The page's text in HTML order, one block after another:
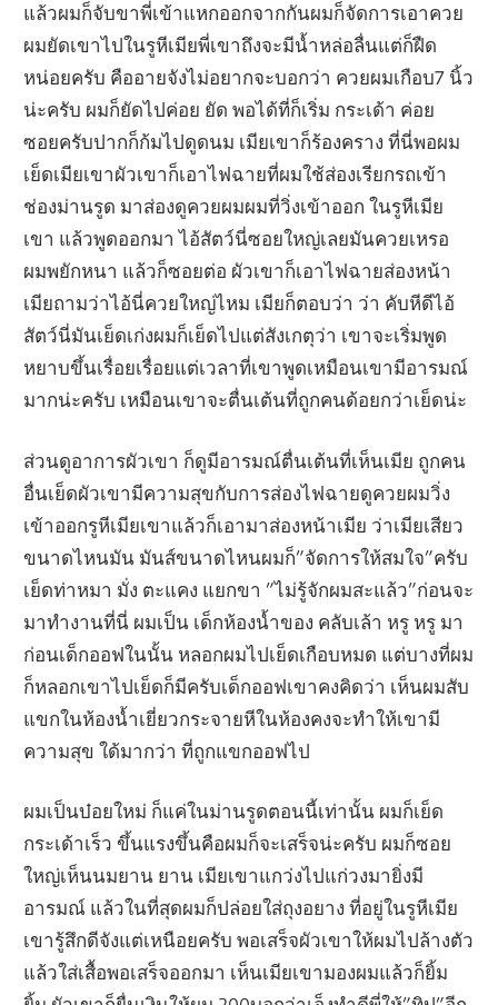
แล้วผมก็จับขาพี่เข้าแหกออกจากกันผมก็จัดการเอาควย
ผมยัดเขาไปในรูหีเมียพี่เขาถึงจะมีน้ำหล่อลื่นแต่ก็ฝืด
หน่อยครับ คืออายจังไม่อยากจะบอกว่า ควยผมเกือบ7 นิ้ว
น่ะครับ ผมก็ยัดไปค่อย ยัด พอได้ที่ก็เริ่ม กระเด้า ค่อย
ซอยครับปากก็ก้มไปดูดนม เมียเขาก็ร้องคราง ที่นี่พอผม
เย็ดเมียเขาผัวเขาก็เอาไฟฉายที่ผมใช้ส่องเรียกรถเข้า
ช่องม่านรูด มาส่องดูควยผมผมที่วิ่งเข้าออก ในรูหีเมีย
เขา แล้วพูดออกมา ไอ้สัตว์นี่ซอยใหญ่เลยมันควยเหรอ
ผมพยักหนา แล้วก็ซอยต่อ ผัวเขาก็เอาไฟฉายส่องหน้า
เมียถามว่าไอ้นี่ควยใหญ่ไหม เมียก็ตอบว่า ว่า คับหีดีไอ้
สัตว์นี่มันเย็ดเก่งผมก็เย็ดไปแต่สังเกตุว่า เขาจะเริ่มพูด
หยาบขึ้นเรื่อยเรื่อยแต่เวลาที่เขาพูดเหมือนเขามีอารมณ์
มากน่ะครับ เหมือนเขาจะตื่นเต้นที่ถูกคนด้อยกว่าเย็ดน่ะ
ส่วนดูอาการผัวเขา ก็ดูมีอารมณ์ตื่นเต้นที่เห็นเมีย ถูกคน
อื่นเย็ดผัวเขามีความสุขกับการส่องไฟฉายดูควยผมวิ่ง
เข้าออกรูหีเมียเขาแล้วก็เอามาส่องหน้าเมีย ว่าเมียเสียว
ขนาดไหนมัน มันส์ขนาดไหนผมก็”จัดการให้สมใจ”ครับ
เย็ดท่าหมา มั่ง ตะแคง แยกขา ”ไม่รู้จักผมสะแล้ว”ก่อนจะ
มาทำงานที่นี่ ผมเป็น เด็กห้องน้ำของ คลับเล้า หรู หรู มา
ก่อนเด็กออฟในนั้น หลอกผมไปเย็ดเกือบหมด แต่บางที่ผม
ก็หลอกเขาไปเย็ดก็มีครับเด็กออฟเขาคงคิดว่า เห็นผมสับ
แขกในห้องน้ำเยี่ยวกระจายหีในห้องคงจะทำให้เขามี
ความสุข ใด้มากว่า ที่ถูกแขกออฟไป
ผมเป็นบ๋อยใหม่ ก็แค่ในม่านรูดตอนนี้เท่านั้น ผมก็เย็ด
กระเด้าเร็ว ขึ้นแรงขึ้นคือผมก็จะเสร็จน่ะครับ ผมก็ซอย
ใหญ่เห็นนมยาน ยาน เมียเขาแกว่งไปแก่วงมายิ่งมี
อารมณ์ แล้วในที่สุดผมก็ปล่อยใส่ถุงอยาง ที่อยู่ในรูหีเมีย
เขารู้สึกดีจังแต่เหนือยครับ พอเสร็จผัวเขาให้ผมไปล้างตัว
แล้วใส่เสื้อพอเสร็จออกมา เห็นเมียเขามองผมแล้วก็ยิ้ม